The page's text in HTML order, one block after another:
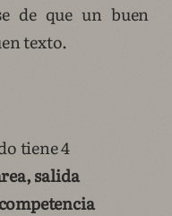
de que un buen
texto.
tiene 4
salida
competencia